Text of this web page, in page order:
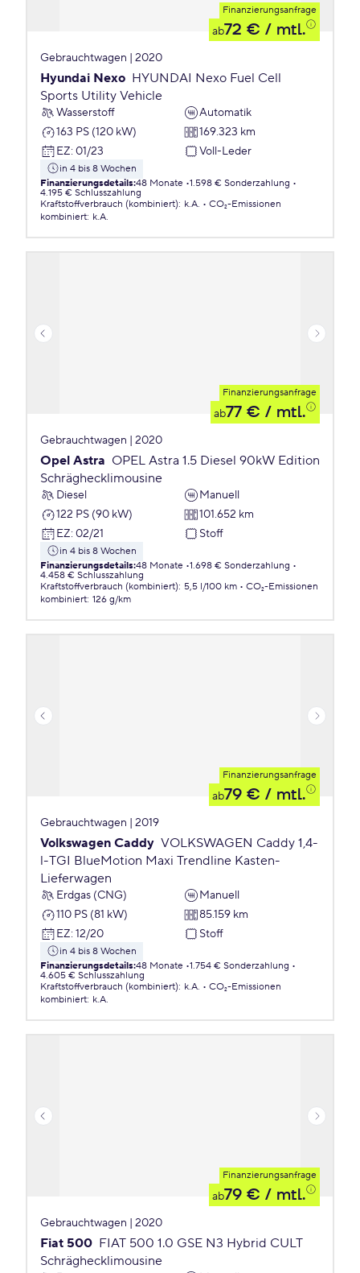
Finanzierungsanfrage
ab72 € / mtl.
Gebrauchtwagen | 2020
Hyundai Nexo HYUNDAI Nexo Fuel Cell
Sports Utility Vehicle
Wasserstoff
Automatik
163 PS (120 kW)
169.323 km
EZ: 01/23 Voll-Leder
in 4 bis 8 Wochen
Finanzierungsdetails:48 Monate 1.598 € Sonderzahlung
4.195 € Schlusszahlung
Kraftstoffverbrauch (kombiniert): k.A.
CO₂-Emissionen
kombiniert: k.A.
Finanzierungsanfrage
ab77 € / mtl.
Gebrauchtwagen | 2020
Opel Astra OPEL Astra 1.5 Diesel 90kW Edition
Schräghecklimousine
Diesel
Manuell
122 PS (90 kW)
101.652 km
EZ: 02/21 Stoff
in 4 bis 8 Wochen
Finanzierungsdetails:48 Monate 1.698 € Sonderzahlung
4.458 € Schlusszahlung
Kraftstoffverbrauch (kombiniert): 5,5 l/100 km
CO₂-Emissionen
kombiniert: 126 g/km
Finanzierungsanfrage
ab79 € / mtl.
Gebrauchtwagen | 2019
Volkswagen Caddy VOLKSWAGEN Caddy 1,4-
l-TGI BlueMotion Maxi Trendline Kasten-
Lieferwagen
Erdgas (CNG)
Manuell
110 PS (81 kW)
85.159 km
EZ: 12/20 Stoff
in 4 bis 8 Wochen
Finanzierungsdetails:48 Monate 1.754 € Sonderzahlung
4.605 € Schlusszahlung
Kraftstoffverbrauch (kombiniert): k.A.
CO₂-Emissionen
kombiniert: k.A.
Finanzierungsanfrage
ab79 € / mtl.
Gebrauchtwagen | 2020
Fiat 500 FIAT 500 1.0 GSE N3 Hybrid CULT
Schräghecklimousine